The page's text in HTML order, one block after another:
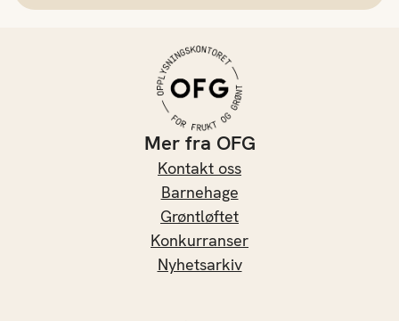
Mer fra OFG
Kontakt oss
Barnehage
Grøntløftet
Konkurranser
Nyhetsarkiv